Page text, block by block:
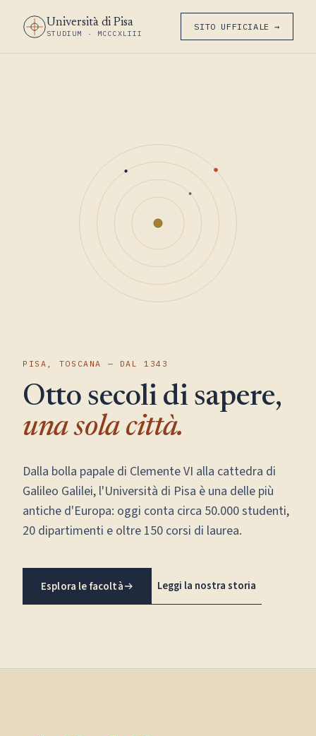
Università di Pisa
STUDIUM · MCCCXLIII
SITO UFFICIALE →
PISA, TOSCANA — DAL 1343
Otto secoli di sapere,
una sola città.
Dalla bolla papale di Clemente VI alla cattedra di
Galileo Galilei, l'Università di Pisa è una delle più
antiche d'Europa: oggi conta circa 50.000 studenti,
20 dipartimenti e oltre 150 corsi di laurea.
Esplora le facoltà Leggi la nostra storia